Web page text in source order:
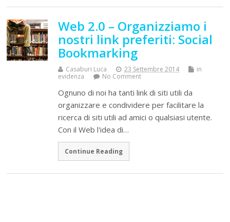
Web 2.0 – Organizziamo i
nostri link preferiti: Social
Bookmarking
Casaburi Luca 23 Settembre 2014
in
evidenza
No Comment
Ognuno di noi ha tanti link di siti utili da
organizzare e condividere per facilitare la
ricerca di siti utili ad amici o qualsiasi utente.
Con il Web l'idea di…
Continue Reading